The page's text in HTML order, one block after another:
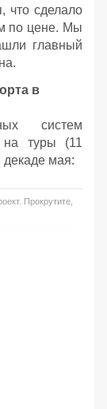
что сделало
по цене. Мы
главный
в
систем
на туры (11
мая:
Прокрутите,